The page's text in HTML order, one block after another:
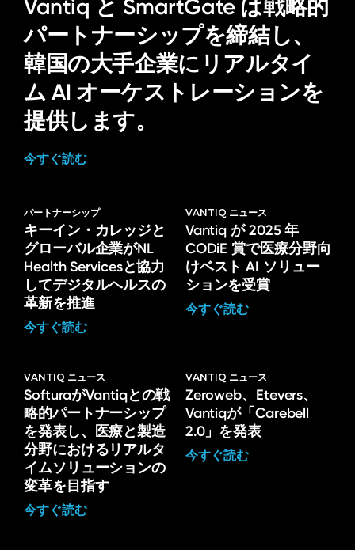
Vantiq と SmartGate は戦略的
パートナーシップを締結し、
韓国の大手企業にリアルタイ
ム AI オーケストレーションを
提供します。
今すぐ読む
パートナーシップ
キーイン・カレッジと
グローバル企業がNL
Health Servicesと協力
してデジタルヘルスの
革新を推進
今すぐ読む
VANTIQ ニュース
Vantiq が 2025 年
CODiE 賞で医療分野向
けベスト AI ソリュー
ションを受賞
今すぐ読む
VANTIQ ニュース
SofturaがVantiqとの戦
略的パートナーシップ
を発表し、医療と製造
分野におけるリアルタ
イムソリューションの
変革を目指す
今すぐ読む
VANTIQ ニュース
Zeroweb、Etevers、
Vantiqが「Carebell
2.0」を発表
今すぐ読む